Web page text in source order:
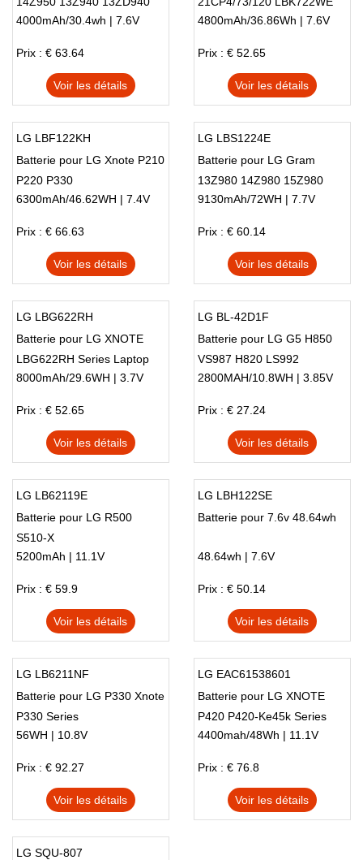
14Z950-A 13Z940-G
4000mAh/30.4wh | 7.6V
Prix : € 63.64
Voir les détails
4800mAh/36.86Wh | 7.6V
Prix : € 52.65
Voir les détails
LG LBF122KH
Batterie pour LG Xnote P210
P220 P330
6300mAh/46.62WH | 7.4V
Prix : € 66.63
Voir les détails
LG LBS1224E
Batterie pour LG Gram
13Z980 14Z980 15Z980
13Z980-A
9130mAh/72WH | 7.7V
Prix : € 60.14
Voir les détails
LG LBG622RH
Batterie pour LG XNOTE
LBG622RH Series Laptop
8000mAh/29.6WH | 3.7V
Prix : € 52.65
Voir les détails
LG BL-42D1F
Batterie pour LG G5 H850
VS987 H820 LS992
2800MAH/10.8WH | 3.85V
Prix : € 27.24
Voir les détails
LG LB62119E
Batterie pour LG R500
S510-X
5200mAh | 11.1V
Prix : € 59.9
Voir les détails
LG LBH122SE
Batterie pour 7.6v 48.64wh
48.64wh | 7.6V
Prix : € 50.14
Voir les détails
LG LB6211NF
Batterie pour LG P330 Xnote
P330 Series
56WH | 10.8V
Prix : € 92.27
Voir les détails
LG EAC61538601
Batterie pour LG XNOTE
P420 P420-Ke45k Series
4400mah/48Wh | 11.1V
Prix : € 76.8
Voir les détails
LG SQU-807